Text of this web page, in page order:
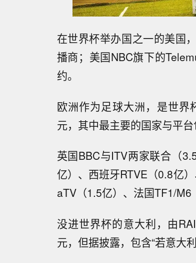
在世界杯举办国之一的美国
播商；美国NBC旗下的
约。
欧洲作为足球大洲，是世界
元，其中最主要的国家与平台
英国BBC与ITV两家联合（
亿）、西班牙RTVE（0.8亿
aTV（1.5亿）、法国TF1/
没进世界杯的意大利，由
元，但据披露，包含“若意大